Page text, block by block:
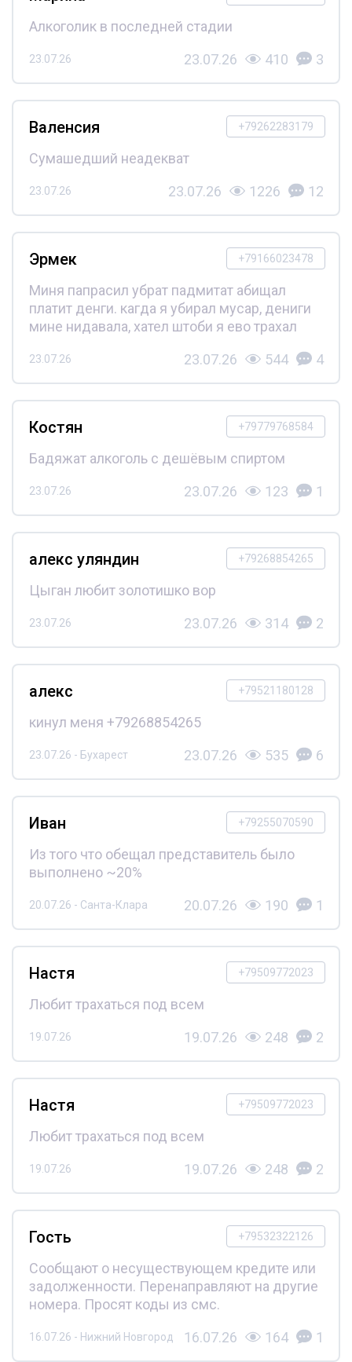
Алкоголик в последней стадии
23.07.26 23.07.26 410 3
+79262283179
Валенсия
Сумашедший неадекват
23.07.26 23.07.26 1226 12
+79166023478
Эрмек
Миня папрасил убрат падмитат абищал
платит денги. кагда я убирал мусар, дениги
мине нидавала, хател штоби я ево трахал
23.07.26 23.07.26 544 4
+79779768584
Костян
Бадяжат алкоголь с дешёвым спиртом
23.07.26 23.07.26 123 1
+79268854265
алекс уляндин
Цыган любит золотишко вор
23.07.26 23.07.26 314 2
+79521180128
алекс
кинул меня +79268854265
23.07.26 - Бухарест 23.07.26 535 6
+79255070590
Иван
Из того что обещал представитель было
выполнено ~20%
20.07.26 - Санта-Клара 20.07.26 190 1
+79509772023
Настя
Любит трахаться под всем
19.07.26 19.07.26 248 2
+79509772023
Настя
Любит трахаться под всем
19.07.26 19.07.26 248 2
+79532322126
Гость
Сообщают о несуществующем кредите или
задолженности. Перенаправляют на другие
номера. Просят коды из смс.
16.07.26 - Нижний Новгород 16.07.26 164 1